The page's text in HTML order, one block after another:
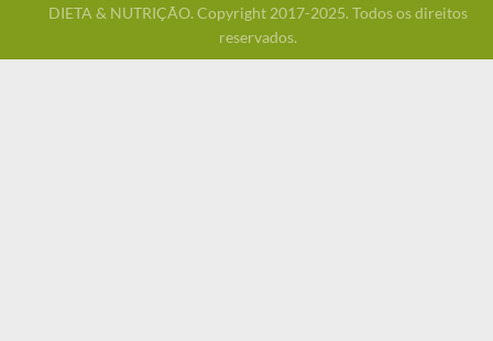
DIETA & NUTRIÇÃO. Copyright 2017-2025. Todos os direitos
reservados.